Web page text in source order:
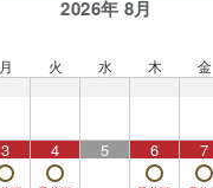
2026年 8月
月 火 水 木 金
3 4 5 6 7